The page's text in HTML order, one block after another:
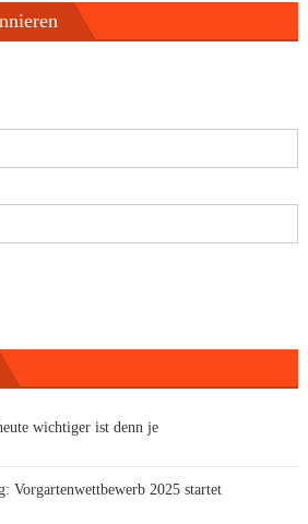
wichtiger ist denn je
Vorgartenwettbewerb 2025 startet